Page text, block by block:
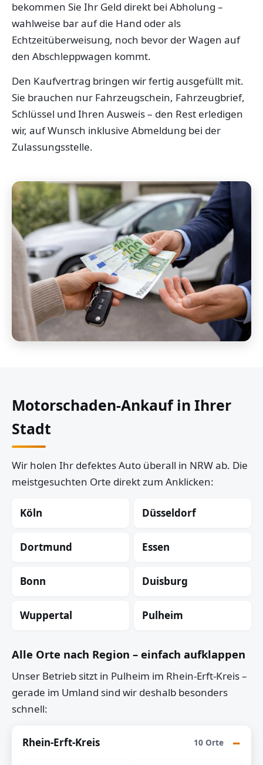
bekommen Sie Ihr Geld direkt bei Abholung –
wahlweise bar auf die Hand oder als
Echtzeitüberweisung, noch bevor der Wagen auf
den Abschleppwagen kommt.
Den Kaufvertrag bringen wir fertig ausgefüllt mit.
Sie brauchen nur Fahrzeugschein, Fahrzeugbrief,
Schlüssel und Ihren Ausweis – den Rest erledigen
wir, auf Wunsch inklusive Abmeldung bei der
Zulassungsstelle.
Motorschaden-Ankauf in Ihrer
Stadt
Wir holen Ihr defektes Auto überall in NRW ab. Die
meistgesuchten Orte direkt zum Anklicken:
Köln Düsseldorf
Dortmund Essen
Bonn Duisburg
Wuppertal Pulheim
Alle Orte nach Region – einfach aufklappen
Unser Betrieb sitzt in Pulheim im Rhein-Erft-Kreis –
gerade im Umland sind wir deshalb besonders
schnell:
Rhein-Erft-Kreis 10 Orte